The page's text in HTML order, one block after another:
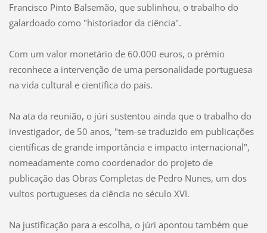
Francisco Pinto Balsemão, que sublinhou, o trabalho do
galardoado como "historiador da ciência".
Com um valor monetário de 60.000 euros, o prémio
reconhece a intervenção de uma personalidade portuguesa
na vida cultural e científica do país.
Na ata da reunião, o júri sustentou ainda que o trabalho do
investigador, de 50 anos, "tem-se traduzido em publicações
científicas de grande importância e impacto internacional",
nomeadamente como coordenador do projeto de
publicação das Obras Completas de Pedro Nunes, um dos
vultos portugueses da ciência no século XVI.
Na justificação para a escolha, o júri apontou também que